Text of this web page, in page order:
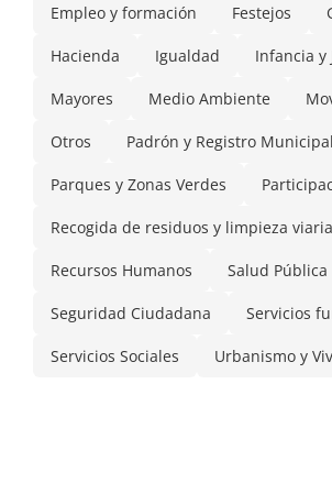
Empleo y formación Festejos
Hacienda Igualdad Infancia y
Mayores Medio Ambiente
Otros Padrón y Registro Municipal
Parques y Zonas Verdes
Recogida de residuos y limpieza viaria
Recursos Humanos Salud Pública
Seguridad Ciudadana Servicios
Servicios Sociales Urbanismo y